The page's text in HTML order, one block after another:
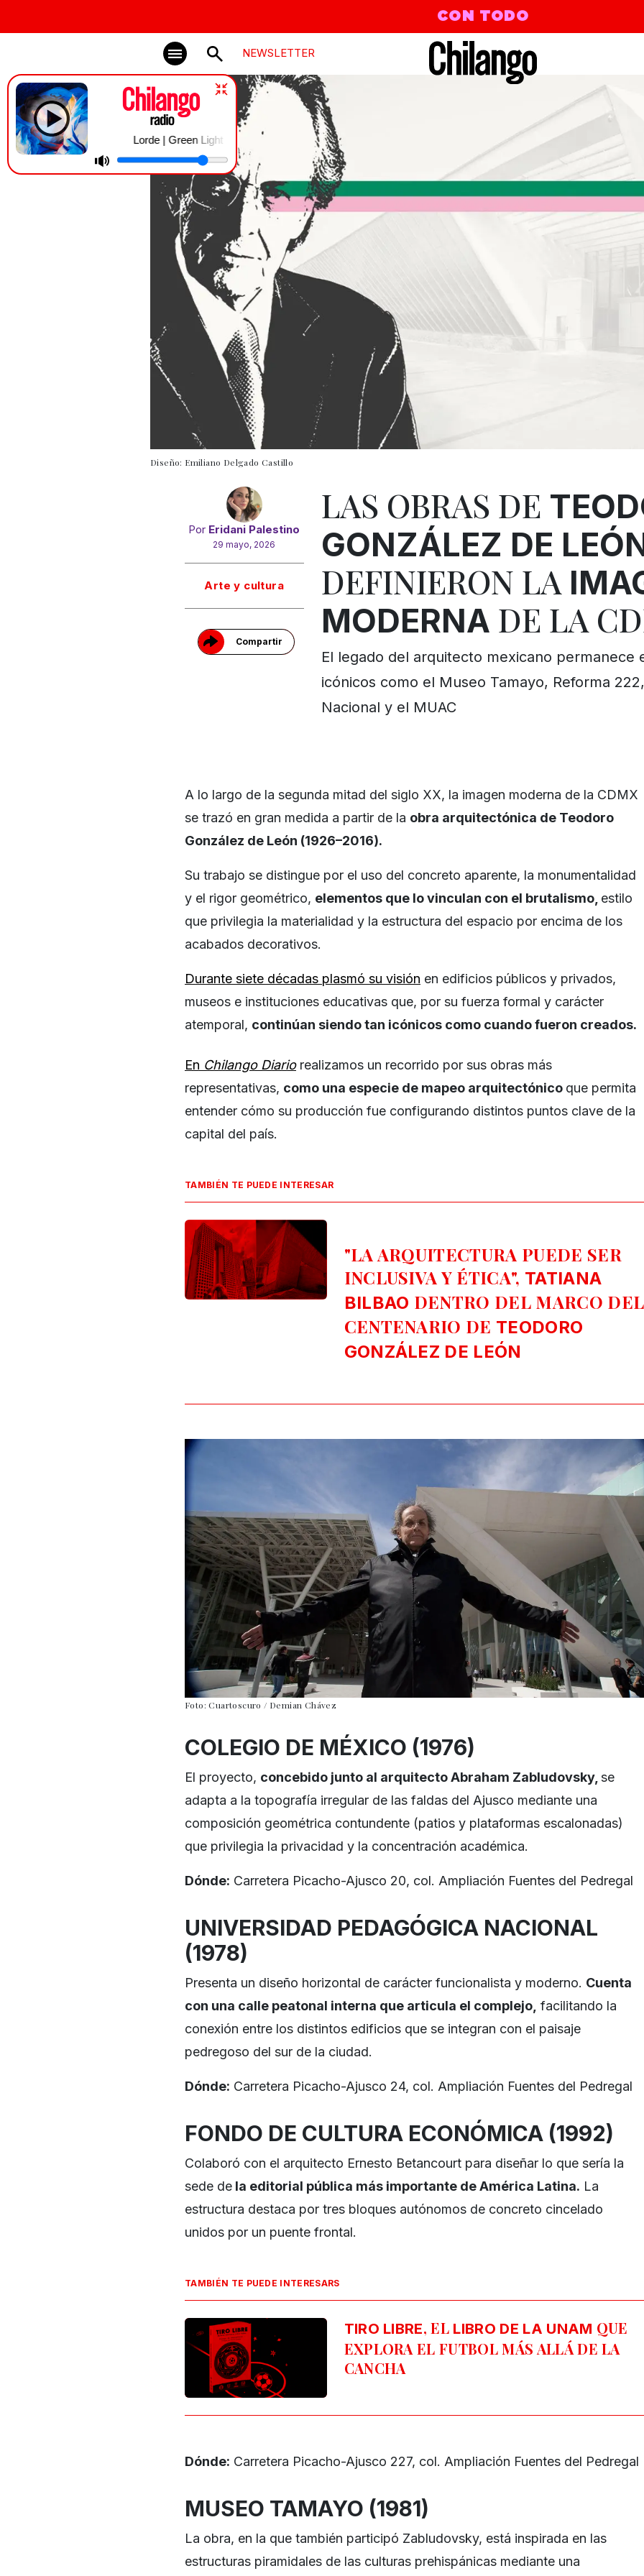
CON TODO
NEWSLETTER
Lorde | Green Light
Diseño: Emiliano Delgado Castillo
Por Eridani Palestino
29 mayo, 2026
Arte y cultura
Compartir
LAS OBRAS DE
GONZÁLEZ DE
DEFINIERON LA
MODERNA DE LA
El legado del arquitecto mexicano permanece
icónicos como el Museo Tamayo, Reforma
Nacional y el MUAC
A lo largo de la segunda mitad del siglo XX, la imagen moderna de la CDMX
se trazó en gran medida a partir de la obra arquitectónica de Teodoro
González de León (1926–2016).
Su trabajo se distingue por el uso del concreto aparente, la monumentalidad
y el rigor geométrico, elementos que lo vinculan con el brutalismo, estilo
que privilegia la materialidad y la estructura del espacio por encima de los
acabados decorativos.
Durante siete décadas plasmó su visión en edificios públicos y privados,
museos e instituciones educativas que, por su fuerza formal y carácter
atemporal, continúan siendo tan icónicos como cuando fueron creados.
En Chilango Diariorealizamos un recorrido por sus obras más
representativas, como una especie de mapeo arquitectónico que permita
entender cómo su producción fue configurando distintos puntos clave de la
capital del país.
TAMBIÉN TE PUEDE INTERESAR
"LA ARQUITECTURA PUEDE SER
INCLUSIVA Y ÉTICA", TATIANA
BILBAO DENTRO DEL MARCO DEL
CENTENARIO DE TEODORO
GONZÁLEZ DE LEÓN
Foto: Cuartoscuro / Demian Chávez
COLEGIO DE MÉXICO (1976)
El proyecto, concebido junto al arquitecto Abraham Zabludovsky,se
adapta a la topografía irregular de las faldas del Ajusco mediante una
composición geométrica contundente (patios y plataformas escalonadas)
que privilegia la privacidad y la concentración académica.
Dónde: Carretera Picacho-Ajusco 20, col. Ampliación Fuentes del Pedregal
UNIVERSIDAD PEDAGÓGICA NACIONAL
(1978)
Presenta un diseño horizontal de carácter funcionalista y moderno. Cuenta
con una calle peatonal interna que articula el complejo, facilitando la
conexión entre los distintos edificios que se integran con el paisaje
pedregoso del sur de la ciudad.
Dónde: Carretera Picacho-Ajusco 24, col. Ampliación Fuentes del Pedregal
FONDO DE CULTURA ECONÓMICA (1992)
Colaboró con el arquitecto Ernesto Betancourt para diseñar lo que sería la
sede de la editorial pública más importante de América Latina. La
estructura destaca por tres bloques autónomos de concreto cincelado
unidos por un puente frontal.
TAMBIÉN TE PUEDE INTERESARS
TIRO LIBRE, EL LIBRO DE LA UNAM QUE
EXPLORA EL FUTBOL MÁS ALLÁ DE LA
CANCHA
Dónde: Carretera Picacho-Ajusco 227, col. Ampliación Fuentes del Pedregal
MUSEO TAMAYO (1981)
La obra, en la que también participó Zabludovsky, está inspirada en las
estructuras piramidales de las culturas prehispánicas mediante una